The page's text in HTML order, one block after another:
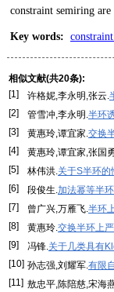
constraint semiring
Key words:
相似文献(共20条):
[1]
许格妮,李永明,张云.
[2]
管雪冲,李永明.半环
[3]
黄惠玲,谭宜家.交换
[4]
黄惠玲,谭宜家,张国
[5]
林伟洪.关于S半环的
[6]
段俊生.加法幂等半
[7]
曾广兴,万雁飞.半环
[8]
黄惠玲.交换半环上
[9]
冯锋.关于几类具有
[10] 孙志强,刘耀军.有限
[11] 敖忠平,陈陪慈,宋海